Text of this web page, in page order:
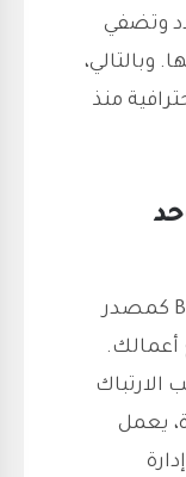
وتضفي
وبالتالي،
منذ
يعمل نظام موحد مثل BOOM ERP كمصدر
أعمالك.
الارتباك
يعمل